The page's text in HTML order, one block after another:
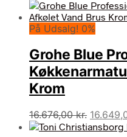
På Udsalg! 0%
Grohe Blue
Krom
16.676,00kr. Den